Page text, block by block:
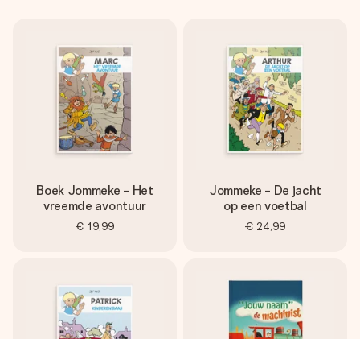
Boek Jommeke - Het
vreemde avontuur
€ 19,99
Jommeke - De jacht
op een voetbal
€ 24,99